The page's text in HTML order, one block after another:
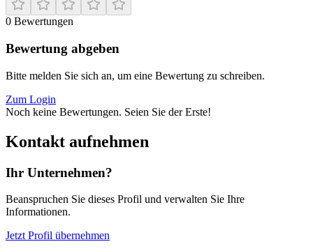
0 Bewertungen
Bewertung abgeben
Bitte melden Sie sich an, um eine Bewertung zu schreiben.
Zum Login
Noch keine Bewertungen. Seien Sie der Erste!
Kontakt aufnehmen
Ihr Unternehmen?
Beanspruchen Sie dieses Profil und verwalten Sie Ihre
Informationen.
Jetzt Profil übernehmen